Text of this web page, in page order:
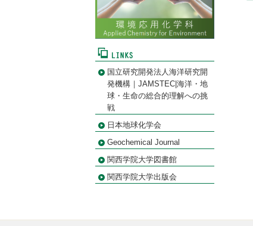
国立研究開発法人海洋研究開
発機構｜JAMSTEC|海洋・地
球・生命の総合的理解への挑
戦
日本地球化学会
Geochemical Journal
関西学院大学図書館
関西学院大学出版会